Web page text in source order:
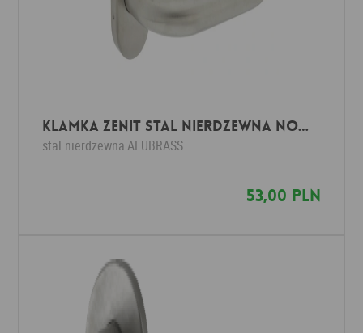
Klamka ZENIT stal nierdzewna NOWOŚĆ
stal nierdzewna ALUBRASS
53,00 PLN